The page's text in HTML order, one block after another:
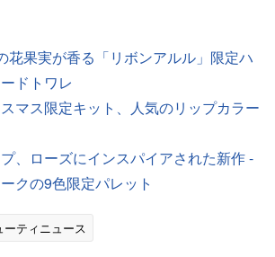
花果実が香る「リボンアルル」限定ハ
ドトワレ
マス限定キット、人気のリップカラー
、ローズにインスパイアされた新作 -
クの9色限定パレット
ティニュース